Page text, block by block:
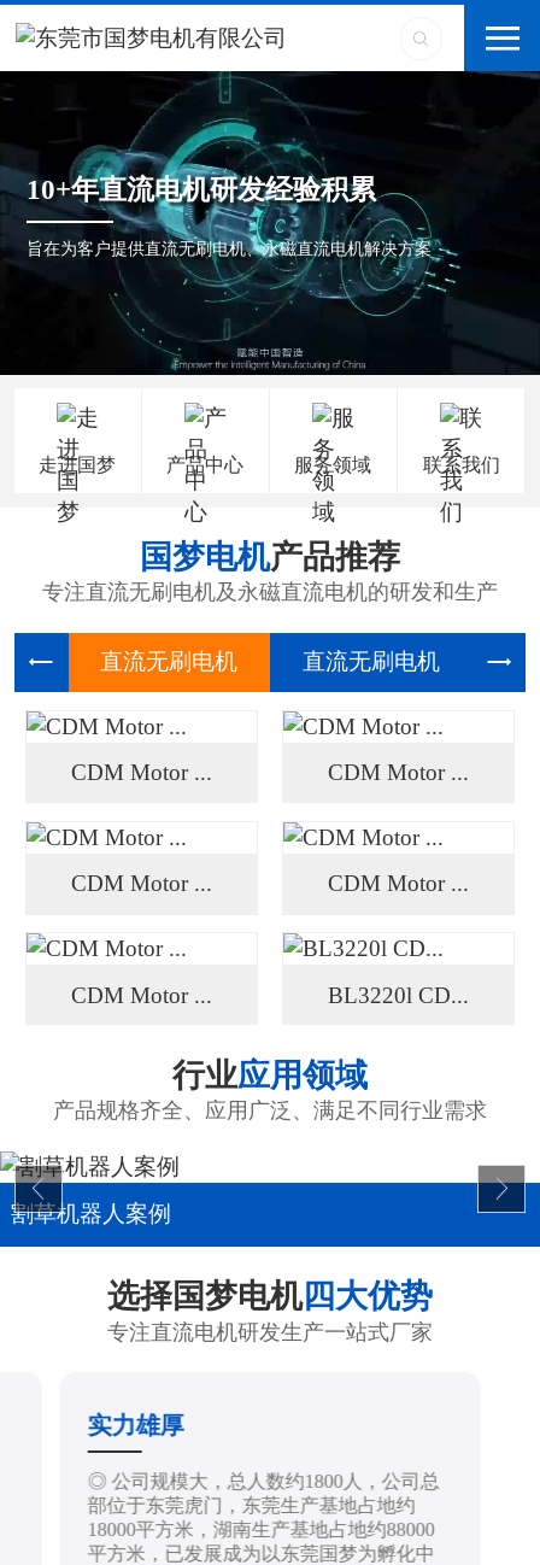
10+年直流电机研发经验积累
旨在为客户提供直流无刷电机、永磁直流电机解决方案
走进国梦 产品中心 服务领域 联系我们
国梦电机产品推荐
专注直流无刷电机及永磁直流电机的研发和生产
直流无刷 直流无刷 高压
CDM Motor ... CDM Motor ...
CDM Motor ... CDM Motor ...
CDM Motor ... BL3220l CD...
行业应用领域
产品规格齐全、应用广泛、满足不同行业需求
割草机器人案例
选择国梦电机四大优势
专注直流电机研发生产一站式厂家
实力雄厚
◎ 公司规模大，总人数约1800人，公司总
部位于东莞虎门，东莞生产基地占地约
18000平方米，湖南生产基地占地约88000
平方米，已发展成为以东莞国梦为孵化中